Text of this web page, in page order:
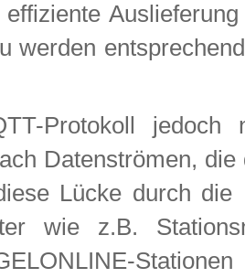
werden
Protokoll jedoch
Datenströmen,
Lücke durch die
wie z.B.